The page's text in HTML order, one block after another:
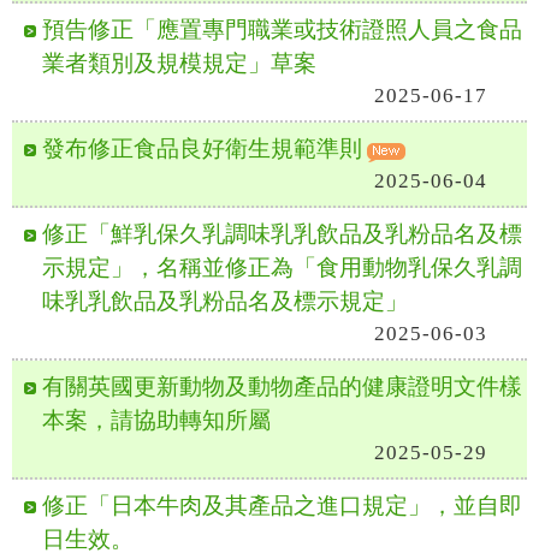
預告修正「應置專門職業或技術證照人員之食品
業者類別及規模規定」草案
2025-06-17
發布修正食品良好衛生規範準則
2025-06-04
修正「鮮乳保久乳調味乳乳飲品及乳粉品名及標
示規定」，名稱並修正為「食用動物乳保久乳調
味乳乳飲品及乳粉品名及標示規定」
2025-06-03
有關英國更新動物及動物產品的健康證明文件樣
本案，請協助轉知所屬
2025-05-29
修正「日本牛肉及其產品之進口規定」，並自即
日生效。